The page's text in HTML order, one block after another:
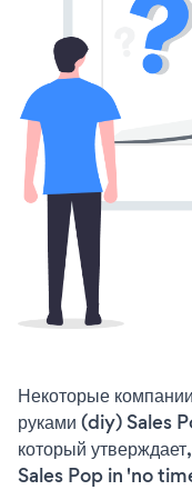
Некоторые
руками (diy) Sales
который
Sales Pop in 'no